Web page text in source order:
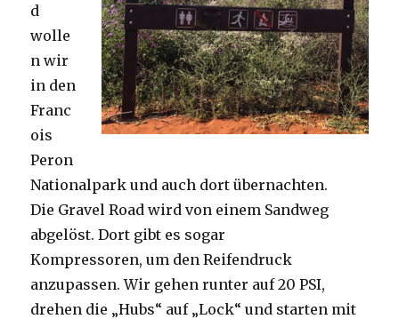
d
wolle
n wir
in den
Franc
ois
Peron
Nationalpark und auch dort übernachten.
Die Gravel Road wird von einem Sandweg
abgelöst. Dort gibt es sogar
Kompressoren, um den Reifendruck
anzupassen. Wir gehen runter auf 20 PSI,
drehen die „Hubs“ auf „Lock“ und starten mit